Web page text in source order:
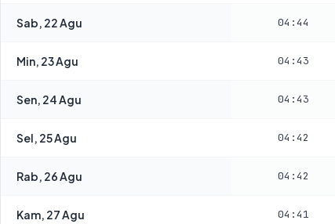
Sab, 22 Agu 04:44
Min, 23 Agu 04:43
Sen, 24 Agu 04:43
Sel, 25 Agu 04:42
Rab, 26 Agu 04:42
Kam, 27 Agu 04:41